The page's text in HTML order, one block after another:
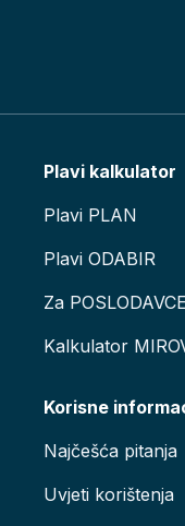
Plavi kalkulator
Plavi PLAN
Plavi ODABIR
Za POSLODAVCE
Kalkulator
Korisne
Najčešća pitanja
Uvjeti korištenja